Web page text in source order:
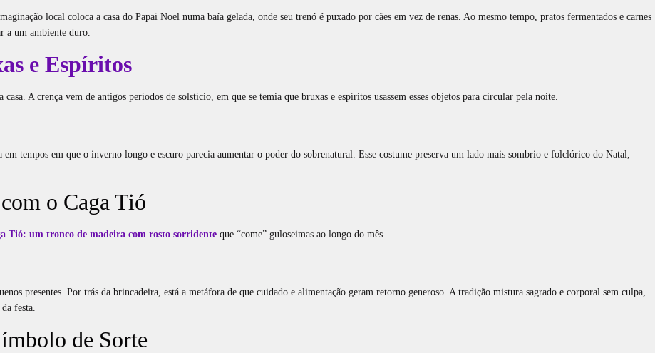
local coloca a casa do Papai Noel numa baía gelada, onde seu trenó é puxado por cães em vez de renas. Ao mesmo tempo, pratos fermentados e carnes
a um ambiente duro.
e Espíritos
casa. A crença vem de antigos períodos de solstício, em que se temia que bruxas e espíritos usassem esses objetos para circular pela noite.
tempos em que o inverno longo e escuro parecia aumentar o poder do sobrenatural. Esse costume preserva um lado mais sombrio e folclórico do Natal,
o Caga Tió
Tió: um tronco de madeira com rosto sorridente que “come” guloseimas ao longo do mês.
presentes. Por trás da brincadeira, está a metáfora de que cuidado e alimentação geram retorno generoso. A tradição mistura sagrado e corporal sem culpa,
festa.
de Sorte